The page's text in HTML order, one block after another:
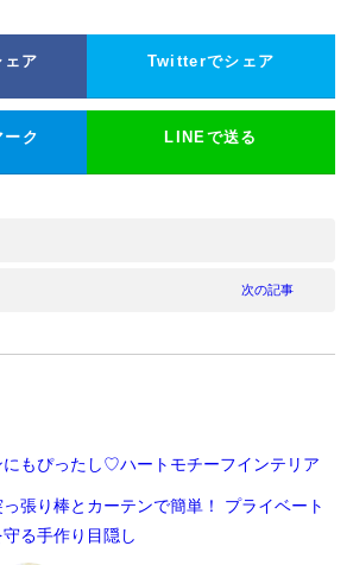
ア Twitterでシェア
ーク LINEで送る
次の記事
もぴったし♡ハートモチーフインテリア
っ張り棒とカーテンで簡単！ プライベート
守る手作り目隠し